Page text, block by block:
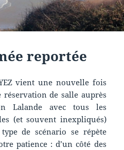
WIDGETS
reportée
vient une nouvelle fois
réservation de salle auprès
Lalande avec tous les
(et souvent inexpliqués)
de scénario se répète
patience : d’un côté des